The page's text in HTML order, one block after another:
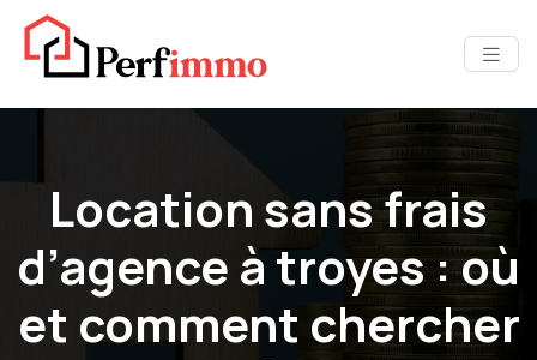
Location sans frais
d’agence à troyes : où
et comment chercher